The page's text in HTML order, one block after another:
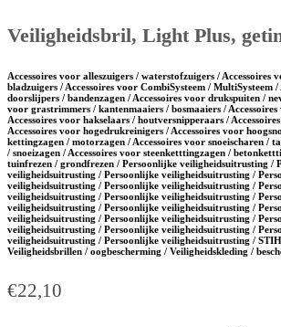
Veiligheidsbril, Light Plus,
Accessoires voor alleszuigers / waterstofzuigers / Accessoires
bladzuigers / Accessoires voor CombiSysteem / MultiSysteem /
doorslijpers / bandenzagen / Accessoires voor drukspuiten /
voor grastrimmers / kantenmaaiers / bosmaaiers /
Accessoires voor hakselaars / houtversnipperaars /
Accessoires voor hogedrukreinigers / Accessoires voor
kettingzagen / motorzagen / Accessoires voor snoeischaren /
/ snoeizagen / Accessoires voor steenketttingzagen /
tuinfrezen / grondfrezen / Persoonlijke veiligheidsuitrusting /
veiligheidsuitrusting / Persoonlijke veiligheidsuitrusting /
veiligheidsuitrusting / Persoonlijke veiligheidsuitrusting /
veiligheidsuitrusting / Persoonlijke veiligheidsuitrusting /
veiligheidsuitrusting / Persoonlijke veiligheidsuitrusting /
veiligheidsuitrusting / Persoonlijke veiligheidsuitrusting /
veiligheidsuitrusting / Persoonlijke veiligheidsuitrusting /
veiligheidsuitrusting / Persoonlijke veiligheidsuitrusting /
Veiligheidsbrillen / oogbescherming / Veiligheidskleding /
€22,10